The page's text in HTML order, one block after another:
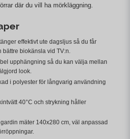
där du vill ha mörkläggning.
effektivt ute dagsljus så du får
bättre biokänsla vid TV:n.
upphängning så du kan välja mellan
look.
i polyester för långvarig användning
40°C och strykning håller
mäter 140x280 cm, väl anpassad